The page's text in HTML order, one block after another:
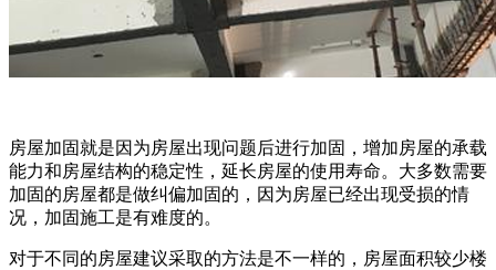
房屋加固就是因为房屋出现问题后进行加固，增加房屋的承载
能力和房屋结构的稳定性，延长房屋的使用寿命。大多数需要
加固的房屋都是做纠偏加固的，因为房屋已经出现受损的情
况，加固施工是有难度的。
对于不同的房屋建议采取的方法是不一样的，房屋面积较少楼